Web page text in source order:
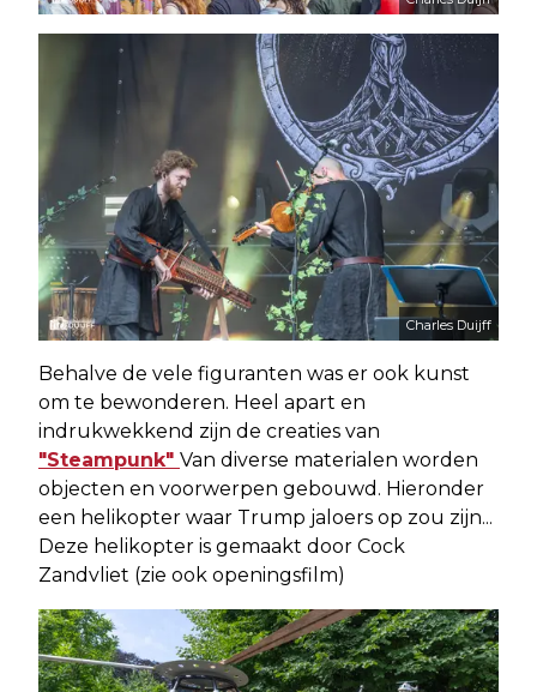
Charles Duijff
Behalve de vele figuranten was er ook kunst
om te bewonderen. Heel apart en
indrukwekkend zijn de creaties van
"Steampunk" Van diverse materialen worden
objecten en voorwerpen gebouwd. Hieronder
een helikopter waar Trump jaloers op zou zijn...
Deze helikopter is gemaakt door Cock
Zandvliet (zie ook openingsfilm)